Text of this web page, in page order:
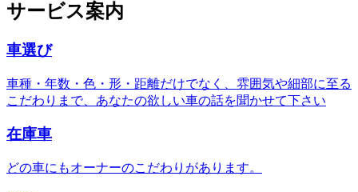
サービス案内
車選び
車種・年数・色・形・距離だけでなく、雰囲気や細部に至る
こだわりまで、あなたの欲しい車の話を聞かせて下さい
在庫車
どの車にもオーナーのこだわりがあります。